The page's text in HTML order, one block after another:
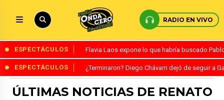
RADIO EN VIVO
ESPECTÁCULOS Flavia Laos expone lo que habría buscado
ESPECTÁCULOS ¿Terminaron? Diego Chávarri dejó de seguir a
ÚLTIMAS NOTICIAS DE RENATO